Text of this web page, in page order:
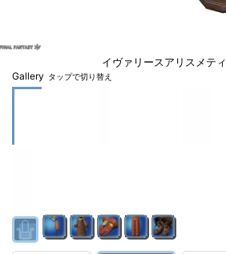
イヴァリースアリスメテ
Gallery タップで切り替え